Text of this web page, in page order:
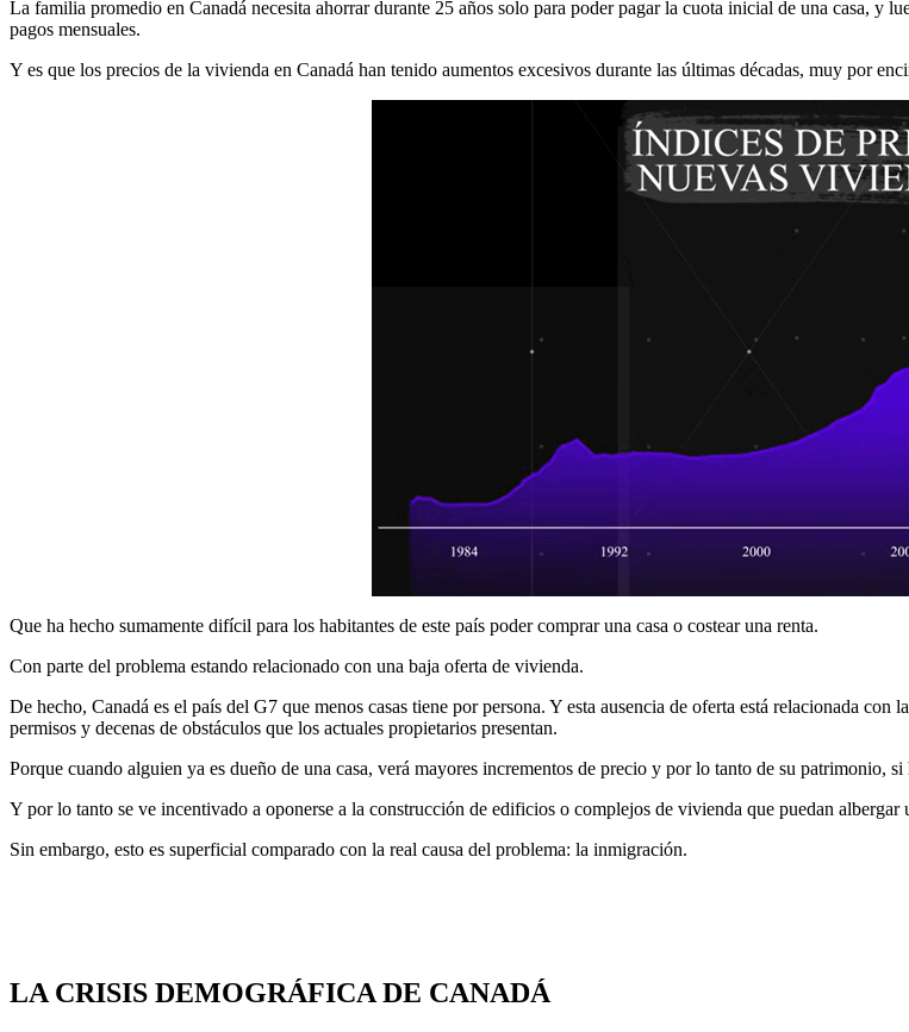
La familia promedio en Canadá necesita ahorrar durante 25 años solo para poder pagar la cuota inicial de una casa, y
pagos mensuales.
Y es que los precios de la vivienda en Canadá han tenido aumentos excesivos durante las últimas décadas, muy por
Que ha hecho sumamente difícil para los habitantes de este país poder comprar una casa o costear una renta.
Con parte del problema estando relacionado con una baja oferta de vivienda.
De hecho, Canadá es el país del G7 que menos casas tiene por persona. Y esta ausencia de oferta está relacionada
permisos y decenas de obstáculos que los actuales propietarios presentan.
Porque cuando alguien ya es dueño de una casa, verá mayores incrementos de precio y por lo tanto de su patrimonio,
Y por lo tanto se ve incentivado a oponerse a la construcción de edificios o complejos de vivienda que puedan albergar
Sin embargo, esto es superficial comparado con la real causa del problema: la inmigración.
LA CRISIS DEMOGRÁFICA DE CANADÁ